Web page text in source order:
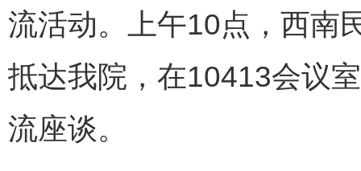
流活动。上午10点，西南
抵达我院，在10413会议
流座谈。